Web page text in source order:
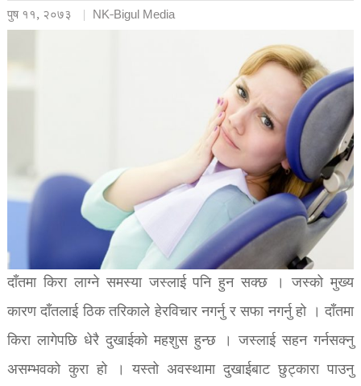
पुष ११, २०७३ NK-Bigul Media
दाँतमा किरा लाग्ने समस्या जस्लाई पनि हुन सक्छ । जस्को मुख्य
कारण दाँतलाई ठिक तरिकाले हेरविचार नगर्नु र सफा नगर्नु हो । दाँतमा
किरा लागेपछि धेरै दुखाईको महशुस हुन्छ । जस्लाई सहन गर्नसक्नु
असम्भवको कुरा हो । यस्तो अवस्थामा दुखाईबाट छुट्कारा पाउनु